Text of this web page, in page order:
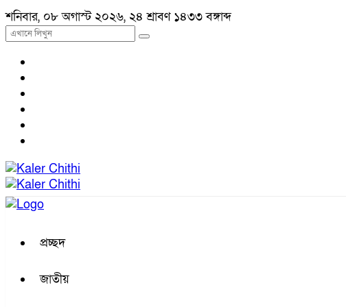
শনিবার, ০৮ অগাস্ট ২০২৬, ২৪ শ্রাবণ ১৪৩৩ বঙ্গাব্দ
প্রচ্ছদ
জাতীয়